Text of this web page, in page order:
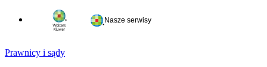
Nasze serwisy
Prawnicy i sądy